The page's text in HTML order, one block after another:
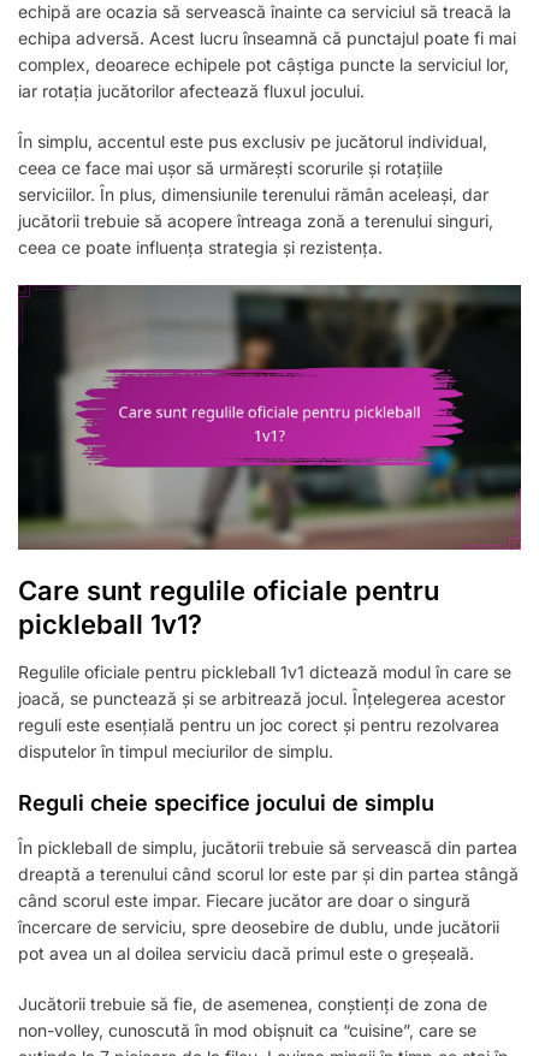
echipă are ocazia să servească înainte ca serviciul să treacă la
echipa adversă. Acest lucru înseamnă că punctajul poate fi mai
complex, deoarece echipele pot câștiga puncte la serviciul lor,
iar rotația jucătorilor afectează fluxul jocului.
În simplu, accentul este pus exclusiv pe jucătorul individual,
ceea ce face mai ușor să urmărești scorurile și rotațiile
serviciilor. În plus, dimensiunile terenului rămân aceleași, dar
jucătorii trebuie să acopere întreaga zonă a terenului singuri,
ceea ce poate influența strategia și rezistența.
Care sunt regulile oficiale pentru
pickleball 1v1?
Regulile oficiale pentru pickleball 1v1 dictează modul în care se
joacă, se punctează și se arbitrează jocul. Înțelegerea acestor
reguli este esențială pentru un joc corect și pentru rezolvarea
disputelor în timpul meciurilor de simplu.
Reguli cheie specifice jocului de simplu
În pickleball de simplu, jucătorii trebuie să servească din partea
dreaptă a terenului când scorul lor este par și din partea stângă
când scorul este impar. Fiecare jucător are doar o singură
încercare de serviciu, spre deosebire de dublu, unde jucătorii
pot avea un al doilea serviciu dacă primul este o greșeală.
Jucătorii trebuie să fie, de asemenea, conștienți de zona de
non-volley, cunoscută în mod obișnuit ca “cuisine”, care se